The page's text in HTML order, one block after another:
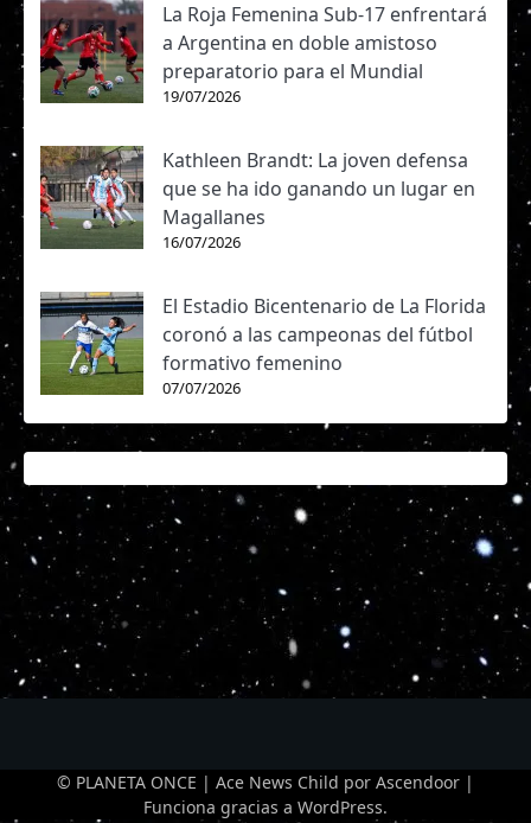
La Roja Femenina Sub-17 enfrentará
a Argentina en doble amistoso
preparatorio para el Mundial
19/07/2026
Kathleen Brandt: La joven defensa
que se ha ido ganando un lugar en
Magallanes
16/07/2026
El Estadio Bicentenario de La Florida
coronó a las campeonas del fútbol
formativo femenino
07/07/2026
© PLANETA ONCE | Ace News Child por Ascendoor |
Funciona gracias a WordPress.